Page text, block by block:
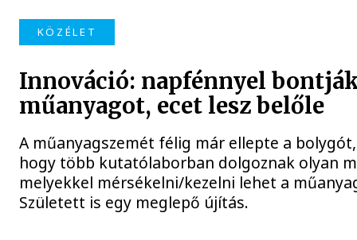
KÖZÉLET
Innováció: napfénnyel
műanyagot, ecet lesz belőle
A műanyagszemét félig már ellepte a
hogy több kutatólaborban dolgoznak olyan
melyekkel mérsékelni/kezelni lehet a
Született is egy meglepő újítás.